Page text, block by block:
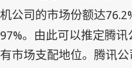
机公司的市场份额达
97%。由此可以推定腾
有市场支配地位。腾讯